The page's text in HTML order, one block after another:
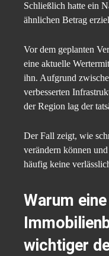
Schließlich hatte ein
ähnlichen Betrag
Vor dem geplanten
eine aktuelle
ihn. Aufgrund
verbesserten
der Region lag der
Der Fall zeigt, wie
verändern können
häufig keine
Warum eine
wichtiger